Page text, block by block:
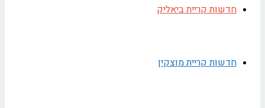
חדשות קריית ביאליק
חדשות קריית מוצקין